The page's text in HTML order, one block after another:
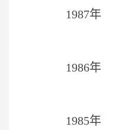
1987年
1986年
1985年